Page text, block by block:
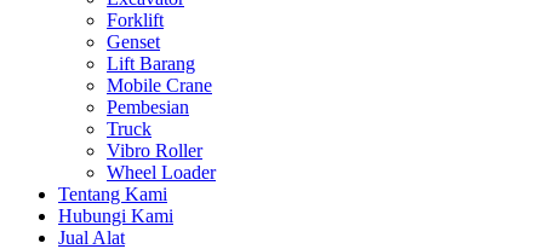
Forklift
Genset
Lift Barang
Mobile Crane
Pembesian
Truck
Vibro Roller
Wheel Loader
Tentang Kami
Hubungi Kami
Jual Alat